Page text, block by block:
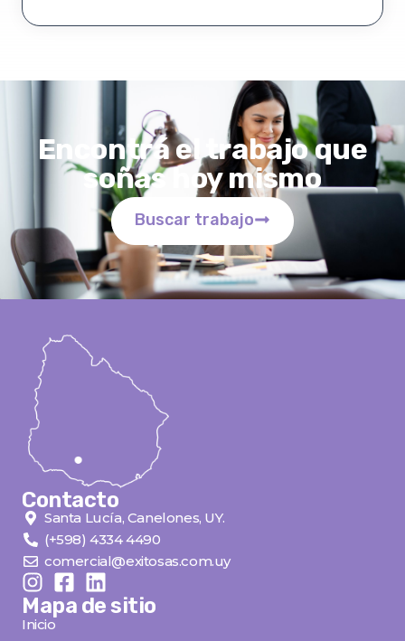
Encontrá el trabajo que
soñas hoy mismo
Buscar trabajo
Contacto
Santa Lucía, Canelones, UY.
(+598) 4334 4490
comercial@exitosas.com.uy
Mapa de sitio
Inicio